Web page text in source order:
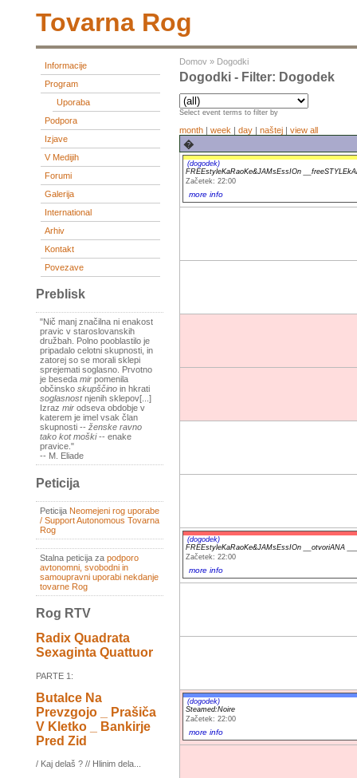
Tovarna Rog
Informacije
Program
Uporaba
Podpora
Izjave
V Medijih
Forumi
Galerija
International
Arhiv
Kontakt
Povezave
Preblisk
"Nič manj značilna ni enakost
pravic v staroslovanskih
družbah. Polno pooblastilo je
pripadalo celotni skupnosti, in
zatorej so se morali sklepi
sprejemati soglasno. Prvotno
je beseda mir pomenila
občinsko skupščino in hkrati
soglasnostnjenih sklepov[...]
Izraz mir odseva obdobje v
katerem je imel vsak član
skupnosti -- ženske ravno
tako kot moški-- enake
pravice."
-- M. Eliade
Peticija
Peticija Neomejeni rog uporabe
/ Support Autonomous Tovarna
Rog
Stalna peticija za podporo
avtonomni, svobodni in
samoupravni uporabi nekdanje
tovarne Rog
Rog RTV
Radix Quadrata
Sexaginta Quattuor
PARTE 1:
Butalce Na
Prevzgojo _ Prašiča
V Kletko _ Bankirje
Pred Zid
/ Kaj delaš ? // Hlinim dela...
Domov » Dogodki
Dogodki - Filter: Dogodek
Select event terms to filter by
month | week | day | naštej | view all
�
(dogodek)
FREEstyleKaRaoKe&JAMsEssIOn
Začetek: 22:00
more info
(dogodek)
FREEstyleKaRaoKe&JAMsEssIOn __otvoriANA
Začetek: 22:00
more info
(dogodek)
Steamed:Noire
Začetek: 22:00
more info